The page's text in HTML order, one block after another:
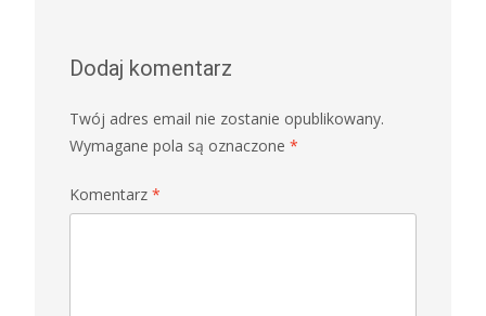
Dodaj komentarz
Twój adres email nie zostanie opublikowany.
Wymagane pola są oznaczone *
Komentarz *